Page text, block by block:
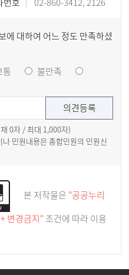
에 대하여 어느 정도 만족하셨
통
불만족
0자 / 최대 1,000자)
민원내용은 종합민원의 민원신
본 저작물은 "공공누리
변경금지" 조건에 따라 이용